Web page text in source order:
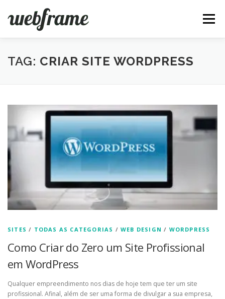
para
Menu
FERRAMENTAS ARTIGOS SOBRE CONTATO
TAG: CRIAR SITE WORDPRESS
SITES / TODAS AS CATEGORIAS /WEB DESIGN / WORDPRESS
Como Criar do Zero um Site Profissional
em WordPress
Qualquer empreendimento nos dias de hoje tem que ter um site
profissional. Afinal, além de ser uma forma de divulgar a sua empresa,